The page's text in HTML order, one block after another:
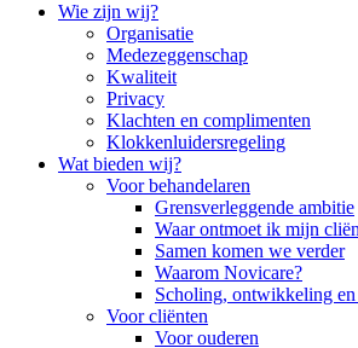
Wie zijn wij?
Organisatie
Medezeggenschap
Kwaliteit
Privacy
Klachten en complimenten
Klokkenluidersregeling
Wat bieden wij?
Voor behandelaren
Grensverleggende ambitie
Waar ontmoet ik mijn
Samen komen we verder
Waarom Novicare?
Scholing, ontwikkeling
Voor cliënten
Voor ouderen